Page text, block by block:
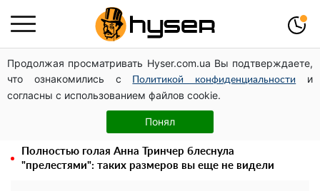
Продолжая просматривать Hyser.com.ua Вы подтверждаете,
что ознакомились с
Политикой конфиденциальности
и
согласны с использованием файлов cookie.
Понял
Может ли Почтовая площадь стать главной точкой
входа в исторический Киев
Дроны с наценкой: Александр Конотопский вывел
миллионы оборонного бюджета через фиктивную
фирму в Эстонии
Полностью голая Анна Тринчер блеснула
"прелестями": таких размеров вы еще не видели